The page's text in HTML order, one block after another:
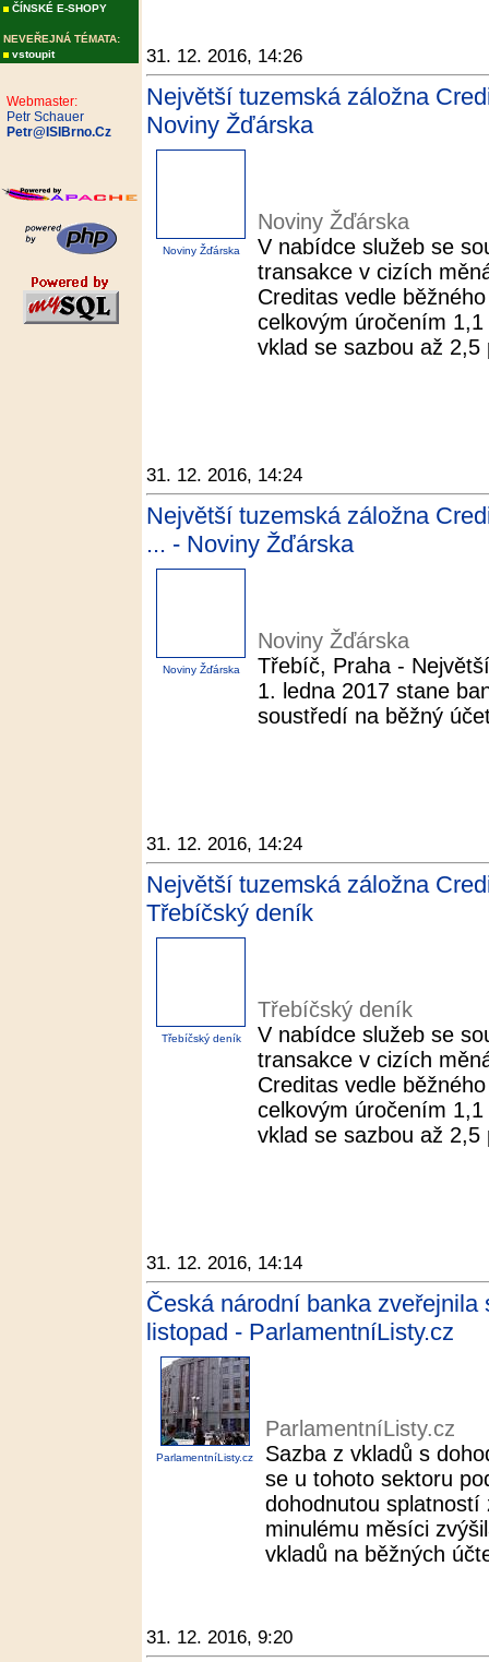
ČÍNSKÉ E-SHOPY
NEVEŘEJNÁ TÉMATA:
vstoupit
Webmaster:
Petr Schauer
Petr@ISIBrno.Cz
31. 12. 2016, 14:26
Největší tuzemská záložna
Noviny Žďárska
Noviny Žďárska
Noviny Žďárska
V nabídce služeb se
transakce v cizích
Creditas vedle
celkovým úročením
vklad se sazbou až 2,5
31. 12. 2016, 14:24
Největší tuzemská záložna
... - Noviny Žďárska
Noviny Žďárska
Noviny Žďárska
Třebíč, Praha -
1. ledna 2017 stane
soustředí na běžný
31. 12. 2016, 14:24
Největší tuzemská záložna
Třebíčský deník
Třebíčský deník
Třebíčský deník
V nabídce služeb se
transakce v cizích
Creditas vedle
celkovým úročením
vklad se sazbou až 2,5
31. 12. 2016, 14:14
Česká národní banka
listopad - ParlamentníListy.cz
ParlamentníListy.cz
ParlamentníListy.cz
Sazba z vkladů s
se u tohoto sektoru
dohodnutou
minulému měsíci
vkladů na běžných
31. 12. 2016, 9:20